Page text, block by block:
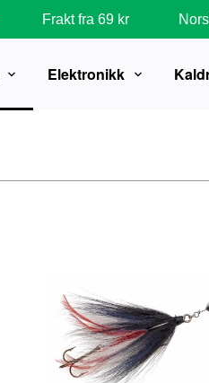
Frakt fra 69 kr
Elektronikk